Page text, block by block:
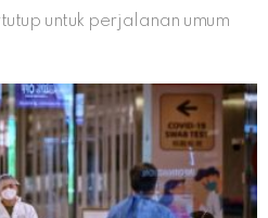
untuk perjalanan umum